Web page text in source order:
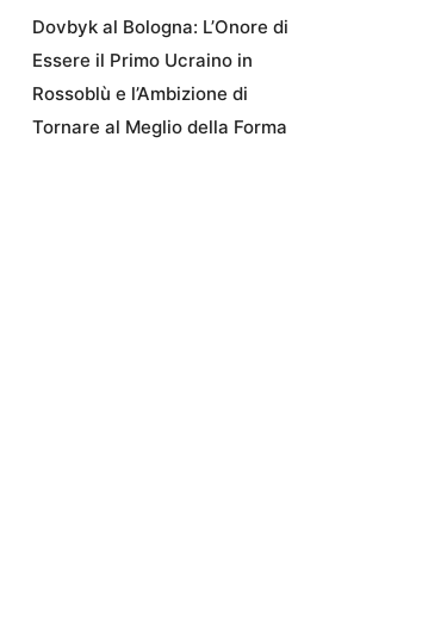
Dovbyk al Bologna: L’Onore di
Essere il Primo Ucraino in
Rossoblù e l’Ambizione di
Tornare al Meglio della Forma